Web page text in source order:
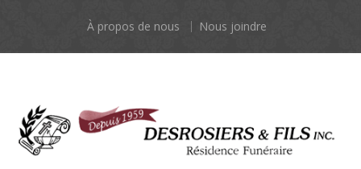
À propos de nous Nous joindre